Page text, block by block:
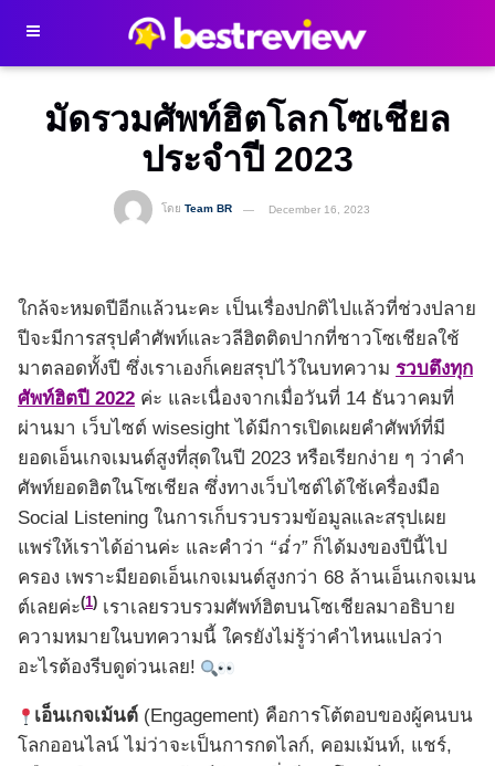
มัดรวมศัพท์ฮิตโลกโซเชียล
ประจำปี 2023
โดย Team BR December 16, 2023
ใกล้จะหมดปีอีกแล้วนะคะ เป็นเรื่องปกติไปแล้วที่ช่วงปลาย
ปีจะมีการสรุปคำศัพท์และวลีฮิตติดปากที่ชาวโซเชียลใช้
มาตลอดทั้งปี ซึ่งเราเองก็เคยสรุปไว้ในบทความ รวบตึงทุก
ศัพท์ฮิตปี 2022 ค่ะ และเนื่องจากเมื่อวันที่ 14 ธันวาคมที่
ผ่านมา เว็บไซต์ wisesight ได้มีการเปิดเผยคำศัพท์ที่มี
ยอดเอ็นเกจเมนต์สูงที่สุดในปี 2023 หรือเรียกง่าย ๆ ว่าคำ
ศัพท์ยอดฮิตในโซเชียล ซึ่งทางเว็บไซต์ได้ใช้เครื่องมือ
Social Listening ในการเก็บรวบรวมข้อมูลและสรุปเผย
แพร่ให้เราได้อ่านค่ะ และคำว่า “ฉ่ำ”ก็ได้มงของปีนี้ไป
ครอง เพราะมียอดเอ็นเกจเมนต์สูงกว่า 68 ล้านเอ็นเกจเมน
ต์เลยค่ะ(1) เราเลยรวบรวมศัพท์ฮิตบนโซเชียลมาอธิบาย
ความหมายในบทความนี้ ใครยังไม่รู้ว่าคำไหนแปลว่า
อะไรต้องรีบดูด่วนเลย!
เอ็นเกจเม้นต์ (Engagement) คือการโต้ตอบของผู้คนบน
โลกออนไลน์ ไม่ว่าจะเป็นการกดไลก์, คอมเม้นท์, แชร์,